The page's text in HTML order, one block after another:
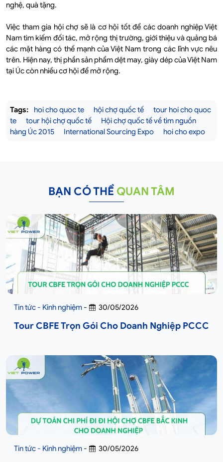
nghệ, quà tặng.
Việc tham gia hội chợ sẽ là cơ hội tốt để các doanh nghiệp Việt
Nam tìm kiếm đối tác, mở rộng thị trường, giới thiệu và quảng bá
các mặt hàng có thế mạnh của Việt Nam trong các lĩnh vực nêu
trên. Hiện nay, thị phần sản phẩm dệt may, giày dép của Việt Nam
tại Úc còn nhiều cơ hội để mở rộng.
Tags: hoi cho quoc te hội chợ quốc tế
tour hoi cho quoc
te
tour hội chợ quốc tế
Hội chợ quốc tế về tìm nguồn
hàng Úc 2015
International Sourcing Expo hoi cho expo
BẠN CÓ THỂ QUAN TÂM
Tin tức - Kinh nghiệm - 30/05/2026
Tour CBFE Trọn Gói Cho Doanh Nghiệp PCCC
Tin tức - Kinh nghiệm - 30/05/2026